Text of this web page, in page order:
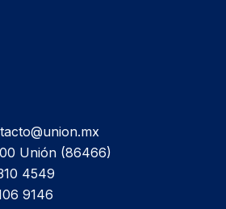
Unión (86466)
4549
9146